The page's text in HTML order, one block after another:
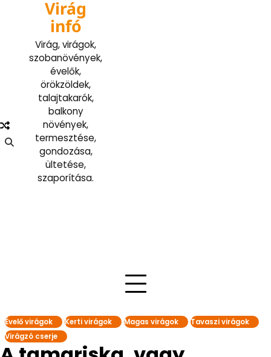
Virág
infó
Virág, virágok,
szobanövények,
évelők,
örökzöldek,
talajtakarók,
balkony
növények,
termesztése,
gondozása,
ültetése,
szaporítása.
Évelő virágok Kerti virágok Magas virágok
Tavaszi virágok
Virágzó cserje